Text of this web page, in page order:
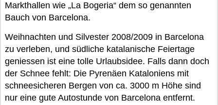
Markthallen wie „La Bogeria“ dem so genannten
Bauch von Barcelona.
Weihnachten und Silvester 2008/2009 in Barcelona
zu verleben, und südliche katalanische Feiertage
geniessen ist eine tolle Urlaubsidee. Falls dann doch
der Schnee fehlt: Die Pyrenäen Kataloniens mit
schneesicheren Bergen von ca. 3000 m Höhe sind
nur eine gute Autostunde von Barcelona entfernt.